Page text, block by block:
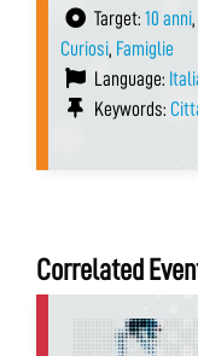
Target: 10 anni,
Curiosi, Famiglie
Language:
Keywords:
Correlated